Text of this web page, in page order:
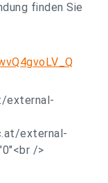
finden Sie
external-
external-
/>